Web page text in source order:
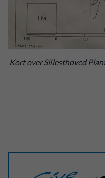
Kort over Sillesthoved